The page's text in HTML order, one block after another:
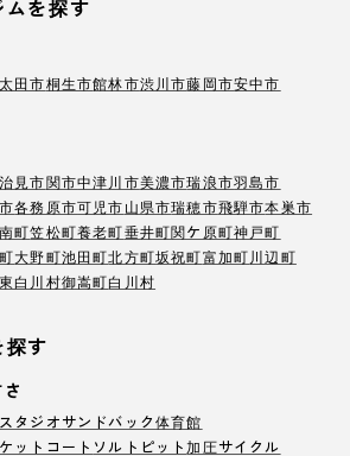
を探す
太田市桐生市館林市渋川市藤岡市安中市
見市関市中津川市美濃市瑞浪市羽島市
各務原市可児市山県市瑞穂市飛騨市本巣市
町笠松町養老町垂井町関ケ原町神戸町
大野町池田町北方町坂祝町富加町川辺町
東白川村御嵩町白川村
す
スタジオサンドバック体育館
ットコート ソルトピット加圧サイクル